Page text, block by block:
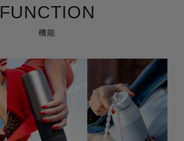
機能
FUNCTION